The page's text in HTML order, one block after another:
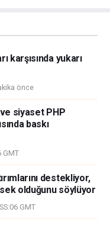
döviz ticaretini tercih
ifade edilen görüşler
görüşlerini ifade
bulunabilir. FXStreet
araştırma, analiz, fiyatlar
bilgiler çalışanlar,
piyasa yorumu olarak
FXStreet bu tür
sınırlama olmaksızın
kabul etmemektedir.
karşısında yukarı
önce
siyaset PHP
baskı
GMT
destekliyor,
olduğunu söylüyor
SS:06 GMT